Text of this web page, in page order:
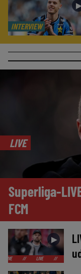
INTERVIEW
LIVE
Superliga-
FCM
►
LIVE // LIVE // LIVE